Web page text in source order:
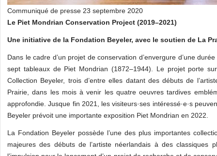
Communiqué de presse 23 septembre 2020
Le Piet Mondrian Conservation Project (2019–2021)
Une initiative de la Fondation Beyeler, avec le soutien de La
Dans le cadre d’un projet de conservation d’envergure d’une
sept tableaux de Piet Mondrian (1872–1944). Le projet porte
Collection Beyeler, trois d’entre elles datant des débuts de
Prairie, dans les mois à venir les quatre oeuvres tardives
approfondie. Jusque fin 2021, les visiteurs·ses intéressé·e·s
Beyeler prévoit une importante exposition Piet Mondrian en 2022.
La Fondation Beyeler possède l’une des plus importantes
majeures des débuts de l’artiste néerlandais à des classiques